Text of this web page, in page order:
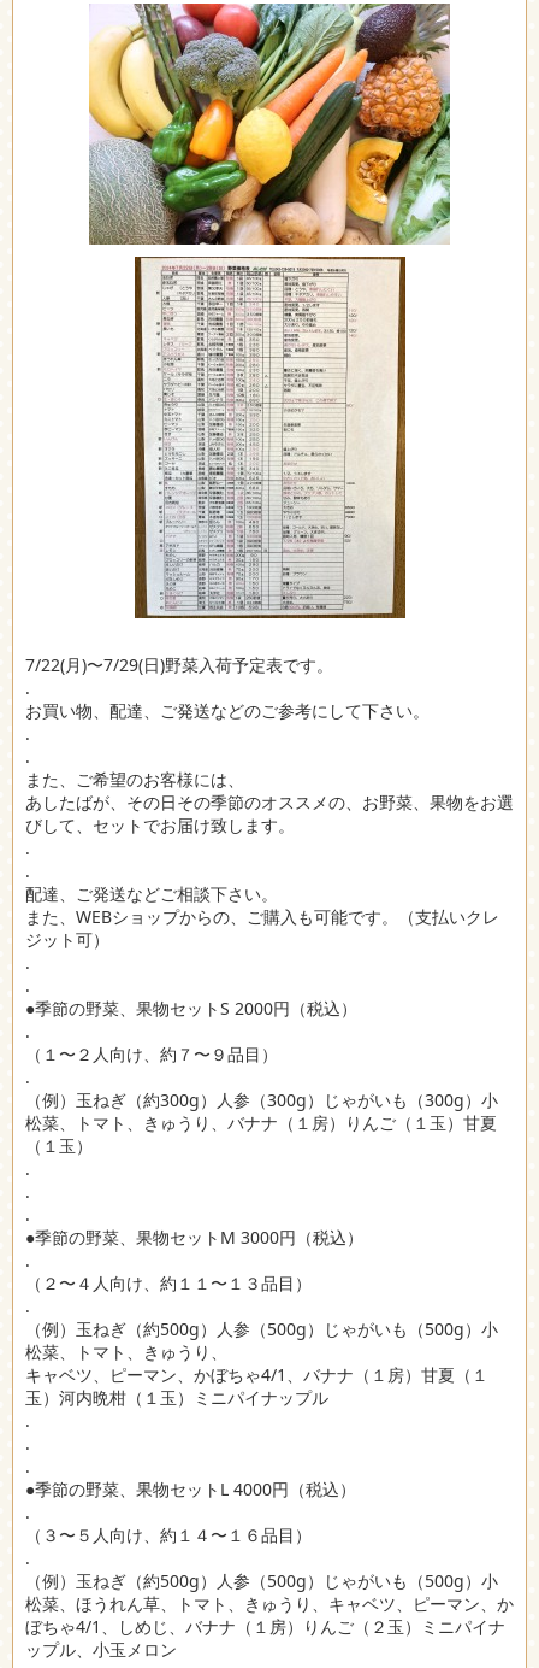
7/22(月)〜7/29(日)野菜入荷予定表です。
.
お買い物、配達、ご発送などのご参考にして下さい。
.
.
また、ご希望のお客様には、
あしたばが、その日その季節のオススメの、お野菜、果物をお選
びして、セットでお届け致します。
.
.
配達、ご発送などご相談下さい。
また、WEBショップからの、ご購入も可能です。（支払いクレ
ジット可）
.
.
●季節の野菜、果物セットS 2000円（税込）
.
（１〜２人向け、約７〜９品目）
.
（例）玉ねぎ（約300g）人参（300g）じゃがいも（300g）小
松菜、トマト、きゅうり、バナナ（１房）りんご（１玉）甘夏
（１玉）
.
.
.
●季節の野菜、果物セットM 3000円（税込）
.
（２〜４人向け、約１１〜１３品目）
.
（例）玉ねぎ（約500g）人参（500g）じゃがいも（500g）小
松菜、トマト、きゅうり、
キャベツ、ピーマン、かぼちゃ4/1、バナナ（１房）甘夏（１
玉）河内晩柑（１玉）ミニパイナップル
.
.
.
●季節の野菜、果物セットL 4000円（税込）
.
（３〜５人向け、約１４〜１６品目）
.
（例）玉ねぎ（約500g）人参（500g）じゃがいも（500g）小
松菜、ほうれん草、トマト、きゅうり、キャベツ、ピーマン、か
ぼちゃ4/1、しめじ、バナナ（１房）りんご（２玉）ミニパイナ
ップル、小玉メロン